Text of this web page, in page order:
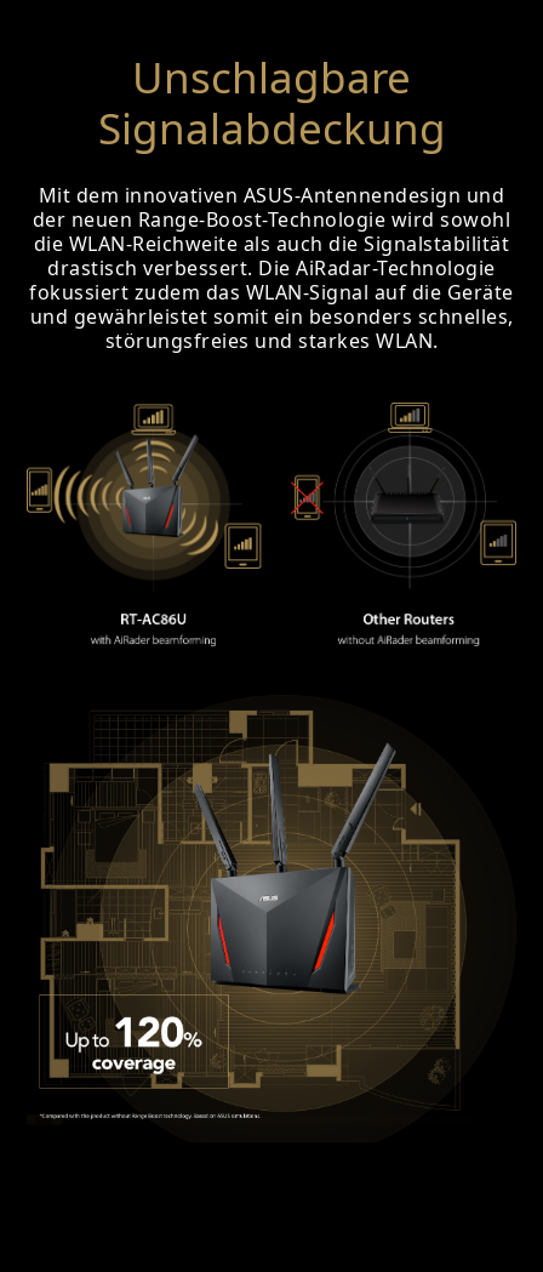
Unschlagbare
Signalabdeckung
Mit dem innovativen ASUS-Antennendesign und
der neuen Range-Boost-Technologie wird sowohl
die WLAN-Reichweite als auch die Signalstabilität
drastisch verbessert. Die AiRadar-Technologie
fokussiert zudem das WLAN-Signal auf die Geräte
und gewährleistet somit ein besonders schnelles,
störungsfreies und starkes WLAN.